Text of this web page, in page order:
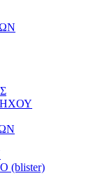
ΗΧΟΥ
(blister)